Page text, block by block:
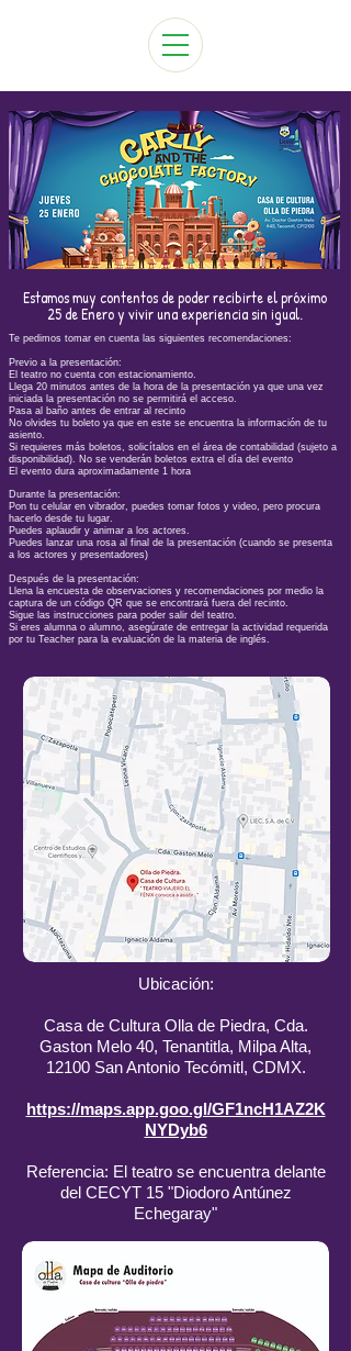
Estamos muy contentos de poder recibirte el próximo
25 de Enero y vivir una experiencia sin igual.
Te pedimos tomar en cuenta las siguientes recomendaciones:
Previo a la presentación:
El teatro no cuenta con estacionamiento.
Llega 20 minutos antes de la hora de la presentación ya que una vez
iniciada la presentación no se permitirá el acceso.
Pasa al baño antes de entrar al recinto
No olvides tu boleto ya que en este se encuentra la información de tu
asiento.
Si requieres más boletos, solicítalos en el área de contabilidad (sujeto a
disponibilidad). No se venderán boletos extra el día del evento
El evento dura aproximadamente 1 hora
Durante la presentación:
Pon tu celular en vibrador, puedes tomar fotos y video, pero procura
hacerlo desde tu lugar.
Puedes aplaudir y animar a los actores.
Puedes lanzar una rosa al final de la presentación (cuando se presenta
a los actores y presentadores)
Después de la presentación:
Llena la encuesta de observaciones y recomendaciones por medio la
captura de un código QR que se encontrará fuera del recinto.
Sigue las instrucciones para poder salir del teatro.
Si eres alumna o alumno, asegúrate de entregar la actividad requerida
por tu Teacher para la evaluación de la materia de inglés.
Ubicación:
Casa de Cultura Olla de Piedra, Cda.
Gaston Melo 40, Tenantitla, Milpa Alta,
12100 San Antonio Tecómitl, CDMX.
https://maps.app.goo.gl/GF1ncH1AZ2K
NYDyb6
Referencia: El teatro se encuentra delante
del CECYT 15 "Diodoro Antúnez
Echegaray"